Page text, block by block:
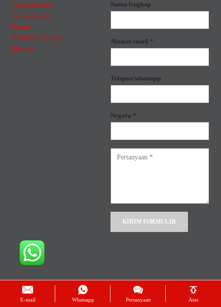
E-mail Whatsapp Pertanyaan Atas
Layanan kami
Tentang kami
Produk
Kebijakan Privasi
Sitemap
Nama lengkap
Alamat email *
Telepon/whatsapp
Negara *